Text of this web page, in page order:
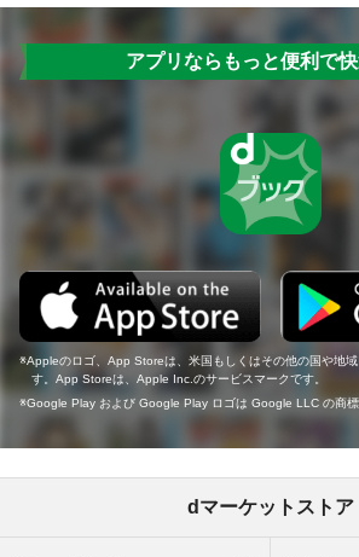
アプリならもっと便利で快
Appleのロゴ、App Storeは、米国もしくはその他の国や地
す。App Storeは、Apple Inc.のサービスマークです。
Google Play および Google Play ロゴは Google LLC の商標
dマーケットストア